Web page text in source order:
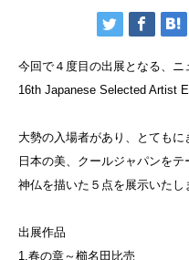
今回で４度目の出展となる、ニ
16th Japanese Selected Artist
大勢の入場者があり、とてもに
日本の美、クールジャパンを
神仏を描いた５点を展示いたし
出展作品
1.春の章～櫛名田比売